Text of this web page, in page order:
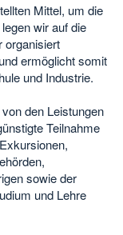
Mittel, um die
wir auf die
organisiert
ermöglicht somit
und Industrie.
den Leistungen
Teilnahme
sowie der
und Lehre